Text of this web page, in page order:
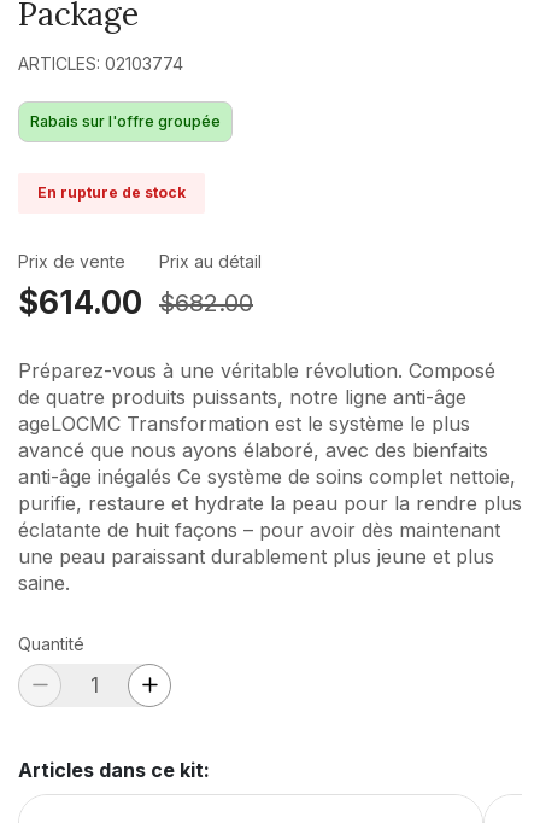
Package
ARTICLES: 02103774
Rabais sur l'offre groupée
En rupture de stock
Prix de vente
$614.00
Prix au détail
$682.00
Préparez-vous à une véritable révolution. Composé
de quatre produits puissants, notre ligne anti-âge
ageLOCMC Transformation est le système le plus
avancé que nous ayons élaboré, avec des bienfaits
anti-âge inégalés Ce système de soins complet nettoie,
purifie, restaure et hydrate la peau pour la rendre plus
éclatante de huit façons – pour avoir dès maintenant
une peau paraissant durablement plus jeune et plus
saine.
Quantité
Articles dans ce kit: